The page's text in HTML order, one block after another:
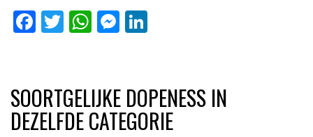
Facebook
Twitter
WhatsApp
Messenger
SOORTGELIJKE DOPENESS IN
DEZELFDE CATEGORIE